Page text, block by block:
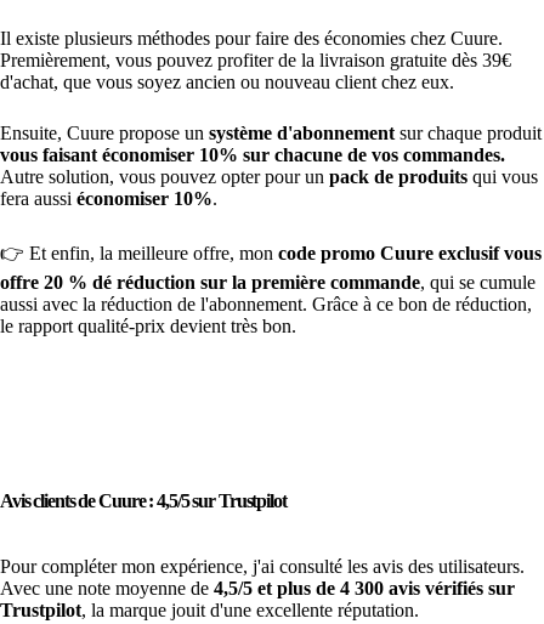
Il existe plusieurs méthodes pour faire des économies chez Cuure.
Premièrement, vous pouvez profiter de la livraison gratuite dès 39€
d'achat, que vous soyez ancien ou nouveau client chez eux.
Ensuite, Cuure propose un système d'abonnement sur chaque produit
vous faisant économiser 10% sur chacune de vos commandes.
Autre solution, vous pouvez opter pour un pack de produits qui vous
fera aussi économiser 10%.
👉 Et enfin, la meilleure offre, mon code promo Cuure exclusif vous
offre 20 % dé réduction sur la première commande, qui se cumule
aussi avec la réduction de l'abonnement. Grâce à ce bon de réduction,
le rapport qualité-prix devient très bon.
Avis clients de Cuure : 4,5/5 sur Trustpilot
Pour compléter mon expérience, j'ai consulté les avis des utilisateurs.
Avec une note moyenne de 4,5/5 et plus de 4 300 avis vérifiés sur
Trustpilot, la marque jouit d'une excellente réputation.